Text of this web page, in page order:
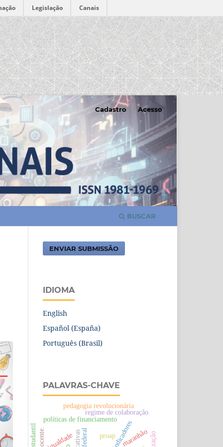
Legislação Canais
BUSCAR
Cadastro Acesso
ENVIAR SUBMISSÃO
IDIOMA
English
Español (España)
Português (Brasil)
PALAVRAS-CHAVE
igualdade proap
políticas de financiamentoindicadores
regime de colaboração.
pedagogia revolucionária
maranhão